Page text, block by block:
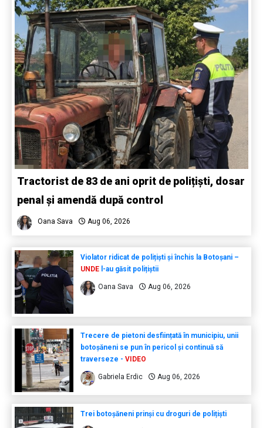
Tractorist de 83 de ani oprit de polițiști, dosar
penal și amendă după control
Oana Sava Aug 06, 2026
Violator ridicat de polițiști și închis la Botoșani –
UNDEl-au găsit polițiștii
Oana Sava Aug 06, 2026
Trecere de pietoni desființată în municipiu, unii
botoșăneni se pun în pericol și continuă să
traverseze - VIDEO
Gabriela Erdic Aug 06, 2026
Trei botoșăneni prinși cu droguri de polițiști